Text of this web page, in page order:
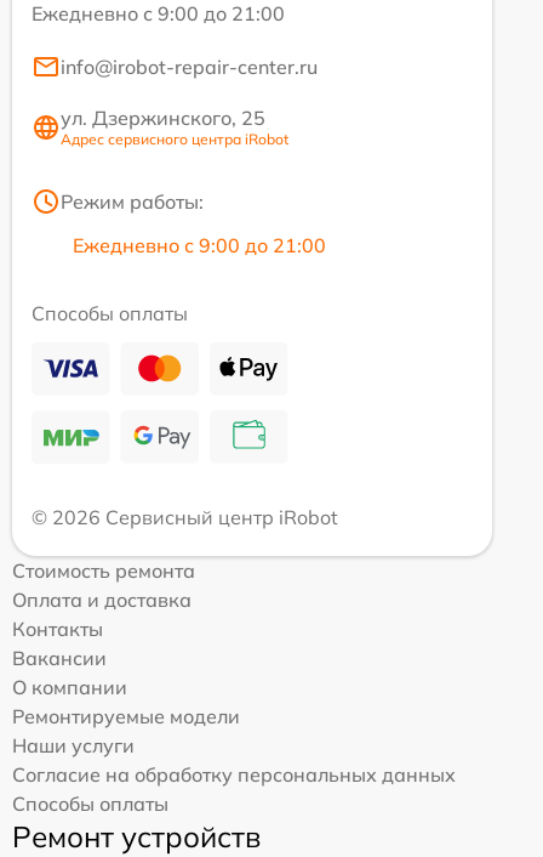
Ежедневно с 9:00 до 21:00
info@irobot-repair-center.ru
ул. Дзержинского, 25
Адрес сервисного центра iRobot
Режим работы:
Ежедневно с 9:00 до 21:00
Способы оплаты
© 2026 Сервисный центр iRobot
Стоимость ремонта
Оплата и доставка
Контакты
Вакансии
О компании
Ремонтируемые модели
Наши услуги
Согласие на обработку персональных данных
Способы оплаты
Ремонт устройств